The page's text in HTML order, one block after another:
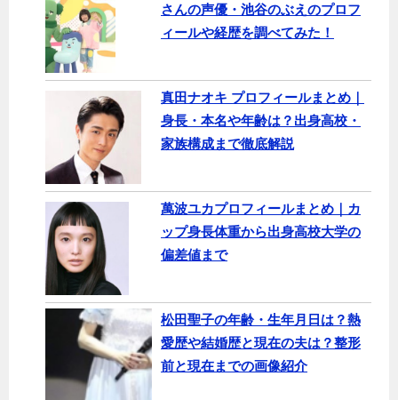
さんの声優・池谷のぶえのプロフ
ィールや経歴を調べてみた！
真田ナオキ プロフィールまとめ｜
身長・本名や年齢は？出身高校・
家族構成まで徹底解説
萬波ユカプロフィールまとめ｜カ
ップ身長体重から出身高校大学の
偏差値まで
松田聖子の年齢・生年月日は？熱
愛歴や結婚歴と現在の夫は？整形
前と現在までの画像紹介